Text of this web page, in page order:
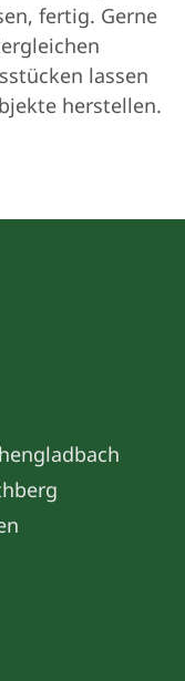
fertig. Gerne
lassen
herstellen.